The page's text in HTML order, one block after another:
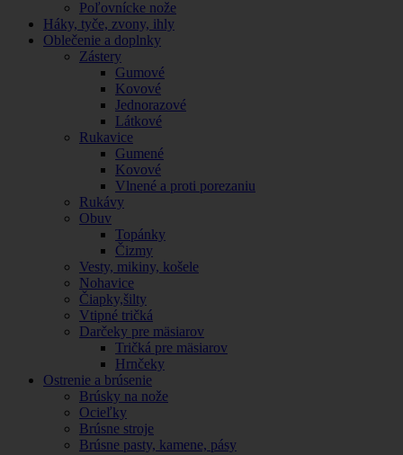
Poľovnícke nože
Háky, tyče, zvony, ihly
Oblečenie a doplnky
Zástery
Gumové
Kovové
Jednorazové
Látkové
Rukavice
Gumené
Kovové
Vlnené a proti porezaniu
Rukávy
Obuv
Topánky
Čizmy
Vesty, mikiny, košele
Nohavice
Čiapky,šilty
Vtipné tričká
Darčeky pre mäsiarov
Tričká pre mäsiarov
Hrnčeky
Ostrenie a brúsenie
Brúsky na nože
Ocieľky
Brúsne stroje
Brúsne pasty, kamene, pásy